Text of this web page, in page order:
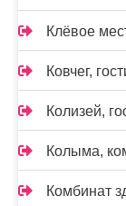
Клёвое
Ковчег,
Колизей,
Колыма,
Комбинат